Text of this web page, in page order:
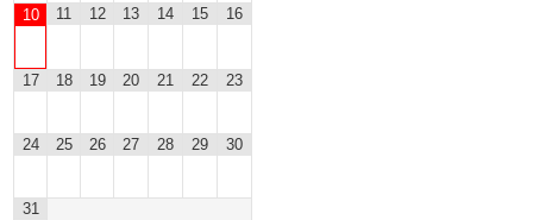
10 11 12 13 14 15 16
17 18 19 20 21 22 23
24 25 26 27 28 29 30
31